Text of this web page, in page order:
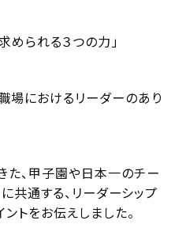
められる３つの力」
場におけるリーダーのあり
た、甲子園や日本一のチー
共通する、リーダーシップ
トをお伝えしました。